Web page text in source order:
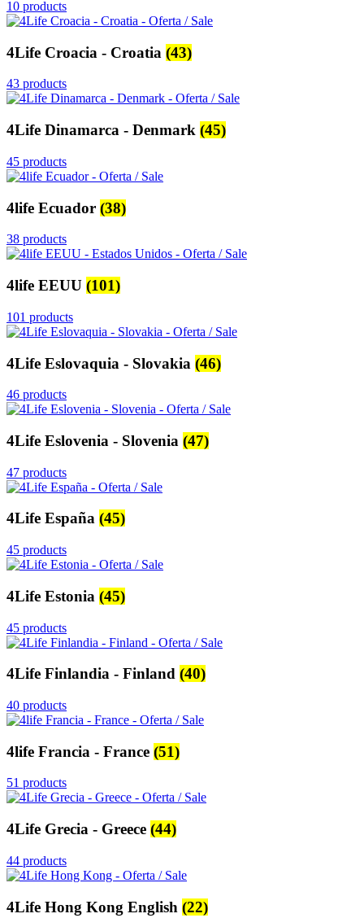
10 products
4Life Croacia - Croatia (43)
43 products
4Life Dinamarca - Denmark (45)
45 products
4life Ecuador (38)
38 products
4life EEUU (101)
101 products
4Life Eslovaquia - Slovakia (46)
46 products
4Life Eslovenia - Slovenia (47)
47 products
4Life España (45)
45 products
4Life Estonia (45)
45 products
4Life Finlandia - Finland (40)
40 products
4life Francia - France (51)
51 products
4Life Grecia - Greece (44)
44 products
4Life Hong Kong English (22)